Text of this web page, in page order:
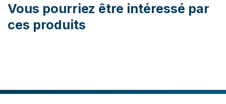
Vous pourriez être intéressé par
ces produits